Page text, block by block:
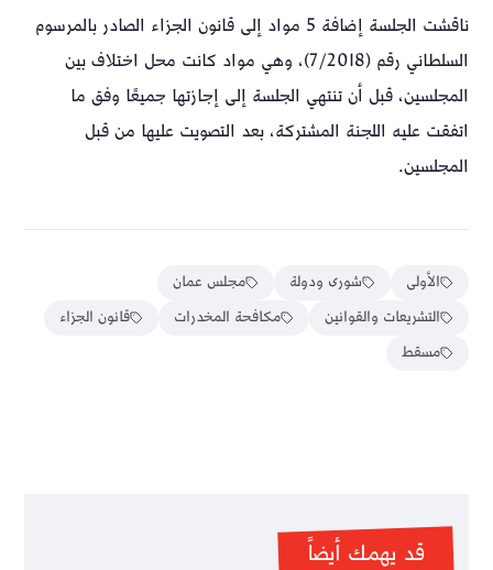
ناقشت الجلسة إضافة 5 مواد إلى قانون الجزاء الصادر بالمرسوم
السلطاني رقم (7/2018)، وهي مواد كانت محل اختلاف بين
المجلسين، قبل أن تنتهي الجلسة إلى إجازتها جميعًا وفق ما
اتفقت عليه اللجنة المشتركة، بعد التصويت عليها من قبل
المجلسين.
الأولى شورى ودولة
مجلس عمان
التشريعات والقوانين
مكافحة المخدرات
قانون الجزاء
مسقط
قد يهمك أيضاً